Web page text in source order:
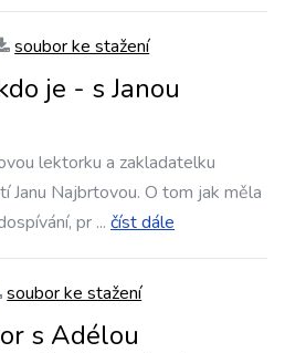
soubor ke stažení
je - s Janou
lektorku a zakladatelku
Janu Najbrtovou. O tom jak měla
pr ... číst dále
soubor ke stažení
s Adélou